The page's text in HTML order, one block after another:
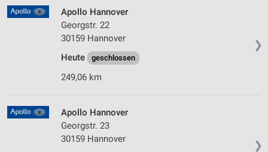
❯
Apollo Hannover
Georgstr. 22
30159 Hannover
Heute
geschlossen
249,06 km
❯
Apollo Hannover
Georgstr. 23
30159 Hannover